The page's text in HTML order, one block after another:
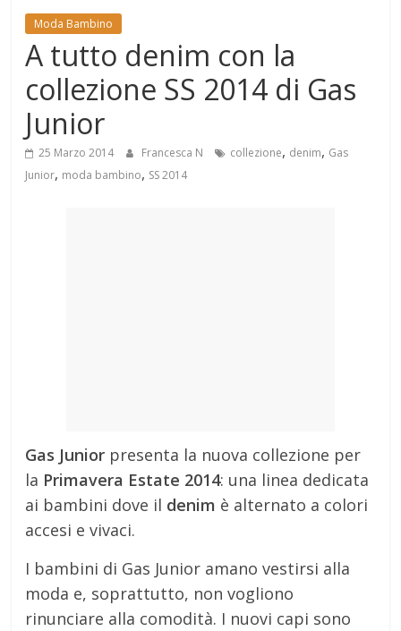
Mondo
Moda Bambino
A tutto denim con la
collezione SS 2014 di Gas
Junior
25 Marzo 2014 Francesca N collezione, denim, Gas
Junior, moda bambino, SS 2014
Gas Junior presenta la nuova collezione per
la Primavera Estate 2014: una linea dedicata
ai bambini dove il denim è alternato a colori
accesi e vivaci.
I bambini di Gas Junior amano vestirsi alla
moda e, soprattutto, non vogliono
rinunciare alla comodità. I nuovi capi sono